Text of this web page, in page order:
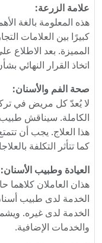
علامة الزرعة:
هذه المعلومة بالغة
كبيرًا بين العلامات
المميزة. بعد الاطلاع
اتخاذ القرار النهائي
صحة الفم والأسنان:
لا يُعدّ كل مريض في
الكاملة. سيناقش
هذا العلاج. يجب أن
كما تتأثر التكلفة
العيادة وطبيب الأسنان:
هذان العاملان كلاهما
الخدمة لدى طبيب
الخدمة لدى غيره.
والخدمات الإضافية.